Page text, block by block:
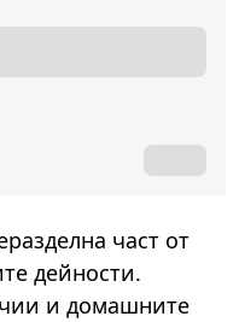
част от
дейности.
и домашните